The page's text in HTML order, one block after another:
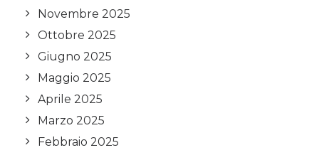
Novembre 2025
Ottobre 2025
Giugno 2025
Maggio 2025
Aprile 2025
Marzo 2025
Febbraio 2025